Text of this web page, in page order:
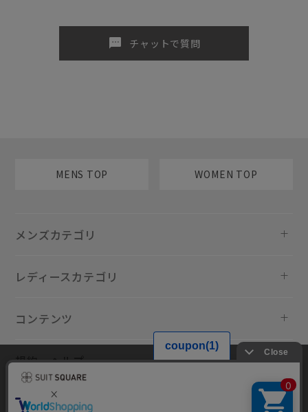
sms チャットで質問
MENS TOP WOMEN TOP
メンズカテゴリ
レディースカテゴリ
コンテンツ
規約・ヘルプ
当サイトでは利用体験の向上およびコンテンツの最適な提供、トラフィ
ックの分析を目的としてCookieを使用しています。サイトの閲覧を継続